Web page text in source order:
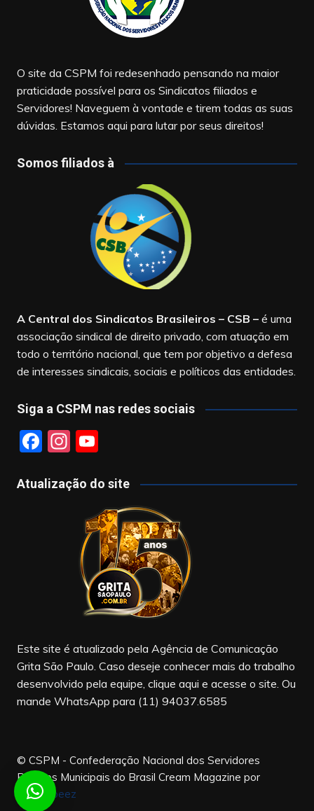
O site da CSPM foi redesenhado pensando na maior
praticidade possível para os Sindicatos filiados e
Servidores! Naveguem à vontade e tirem todas as suas
dúvidas. Estamos aqui para lutar por seus direitos!
Somos filiados à
A Central dos Sindicatos Brasileiros – CSB –é uma
associação sindical de direito privado, com atuação em
todo o território nacional, que tem por objetivo a defesa
de interesses sindicais, sociais e políticos das entidades.
Siga a CSPM nas redes sociais
F
c
In
a
m
Y
u
T
u
b
e
Atualização do site
Este site é atualizado pela Agência de Comunicação
Grita São Paulo. Caso deseje conhecer mais do trabalho
desenvolvido pela equipe, clique aqui e acesse o site. Ou
mande WhatsApp para (11) 94037.6585
© CSPM - Confederação Nacional dos Servidores
Públicos Municipais do Brasil Cream Magazine por
Themebeez